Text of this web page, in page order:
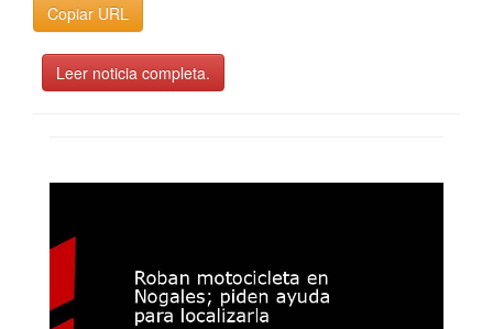
Copiar URL
Leer noticia completa.